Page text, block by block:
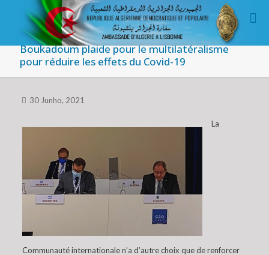
Boukadoum plaide pour le multilatéralisme
pour réduire les effets du Covid-19
30 Junho, 2021
La
Communauté internationale n’a d’autre choix que de renforcer